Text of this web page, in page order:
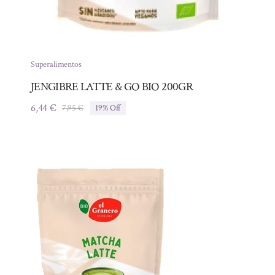
Superalimentos
JENGIBRE LATTE & GO BIO 200GR
7,95€El
6,44€
El
19% Off